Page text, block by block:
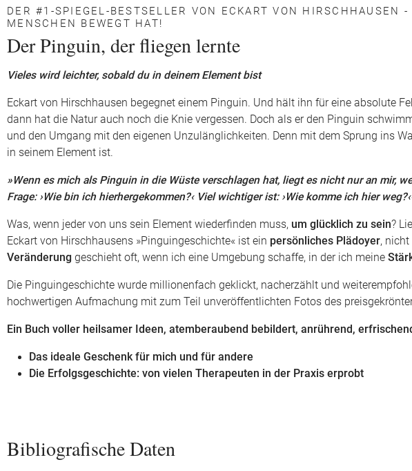
DER #1-SPIEGEL-BESTSELLER VON ECKART VON HIRSCHHAUSEN
MENSCHEN BEWEGT HAT!
Der Pinguin, der fliegen lernte
Vieles wird leichter, sobald du in deinem Element bist
Eckart von Hirschhausen begegnet einem Pinguin. Und hält ihn für eine absolute
dann hat die Natur auch noch die Knie vergessen. Doch als er den Pinguin
und den Umgang mit den eigenen Unzulänglichkeiten. Denn mit dem Sprung ins
in seinem Element ist.
»Wenn es mich als Pinguin in die Wüste verschlagen hat, liegt es nicht nur an mir,
Frage: ›Wie bin ich hierhergekommen?‹ Viel wichtiger ist: ›Wie komme ich hier
Was, wenn jeder von uns sein Element wiederfinden muss, um glücklich zu sein?
Eckart von Hirschhausens »Pinguingeschichte« ist ein persönliches Plädoyer,
Veränderung geschieht oft, wenn ich eine Umgebung schaffe, in der ich meine
Die Pinguingeschichte wurde millionenfach geklickt, nacherzählt und
hochwertigen Aufmachung mit zum Teil unveröffentlichten Fotos des
Ein Buch voller heilsamer Ideen, atemberaubend bebildert, anrührend,
Das ideale Geschenk für mich und für andere
Die Erfolgsgeschichte: von vielen Therapeuten in der Praxis erprobt
Bibliografische Daten